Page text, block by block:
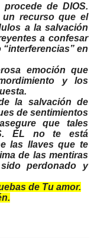
de DIOS.
un recurso que el
a la salvación
a confesar
en
emoción que
y los
la salvación de
de sentimientos
que tales
ÉL no te está
las llaves que te
de las mentiras
perdonado y
de Tu amor.